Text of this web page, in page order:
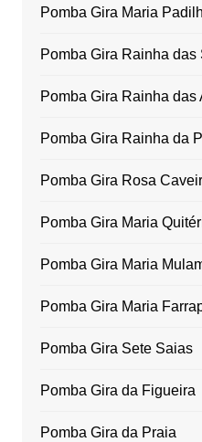
Pomba Gira Maria
Pomba Gira Rainha
Pomba Gira Rainha das
Pomba Gira Rainha da
Pomba Gira Rosa
Pomba Gira Maria
Pomba Gira Maria
Pomba Gira Maria
Pomba Gira Sete Saias
Pomba Gira da Figueira
Pomba Gira da Praia